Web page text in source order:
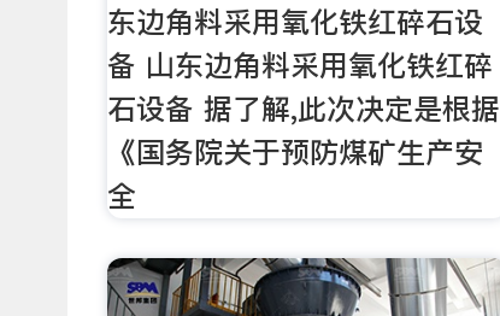
东边角料采用氧化铁红碎石设
备 山东边角料采用氧化铁红碎
石设备 据了解,此次决定是根据
《国务院关于预防煤矿生产安
全